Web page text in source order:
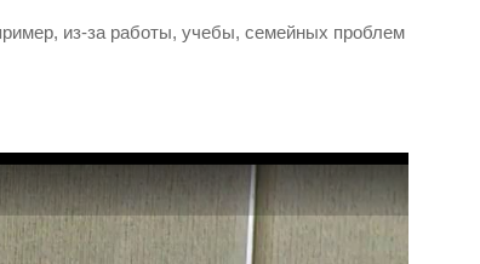
из-за работы, учебы, семейных проблем